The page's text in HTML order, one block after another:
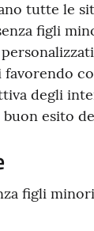
tutte le
figli
degli
esito
figli